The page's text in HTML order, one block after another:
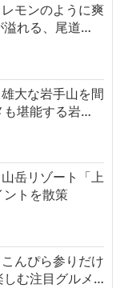
モンのように爽
溢れる、尾道…
大な岩手山を間
も堪能する岩…
岳リゾート「上
トを散策
んぴら参りだけ
しむ注目グルメ…